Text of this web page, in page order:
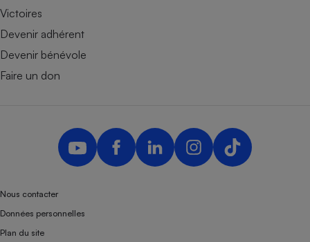
Victoires
Devenir adhérent
Devenir bénévole
Faire un don
Nous contacter
Données personnelles
Plan du site